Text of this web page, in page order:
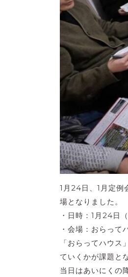
1月24日、1月定例
場となりました。
・日時：1月24日
・会場：おらって
「おらってハウ
ていくかが課題と
当日はあいにくの